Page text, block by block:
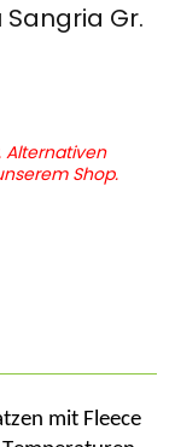
Gr.
Alternativen
Shop.
mit Fleece